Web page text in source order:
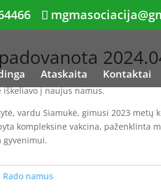
Ataskaita Kontaktai
iškeliavo į naujus namus.
vardu Siamukė, gimusi 2023 metų
kompleksine vakcina, paženklinta
gyvenimui.
Rado namus